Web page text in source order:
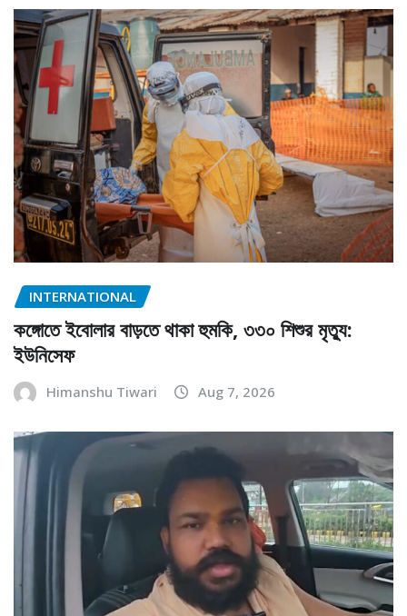
INTERNATIONAL
কঙ্গোতে ইবোলার বাড়তে থাকা হুমকি, ৩৩০ শিশুর মৃত্যু:
ইউনিসেফ
Himanshu Tiwari Aug 7, 2026